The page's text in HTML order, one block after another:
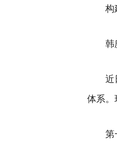
构
韩
近
体系。
第